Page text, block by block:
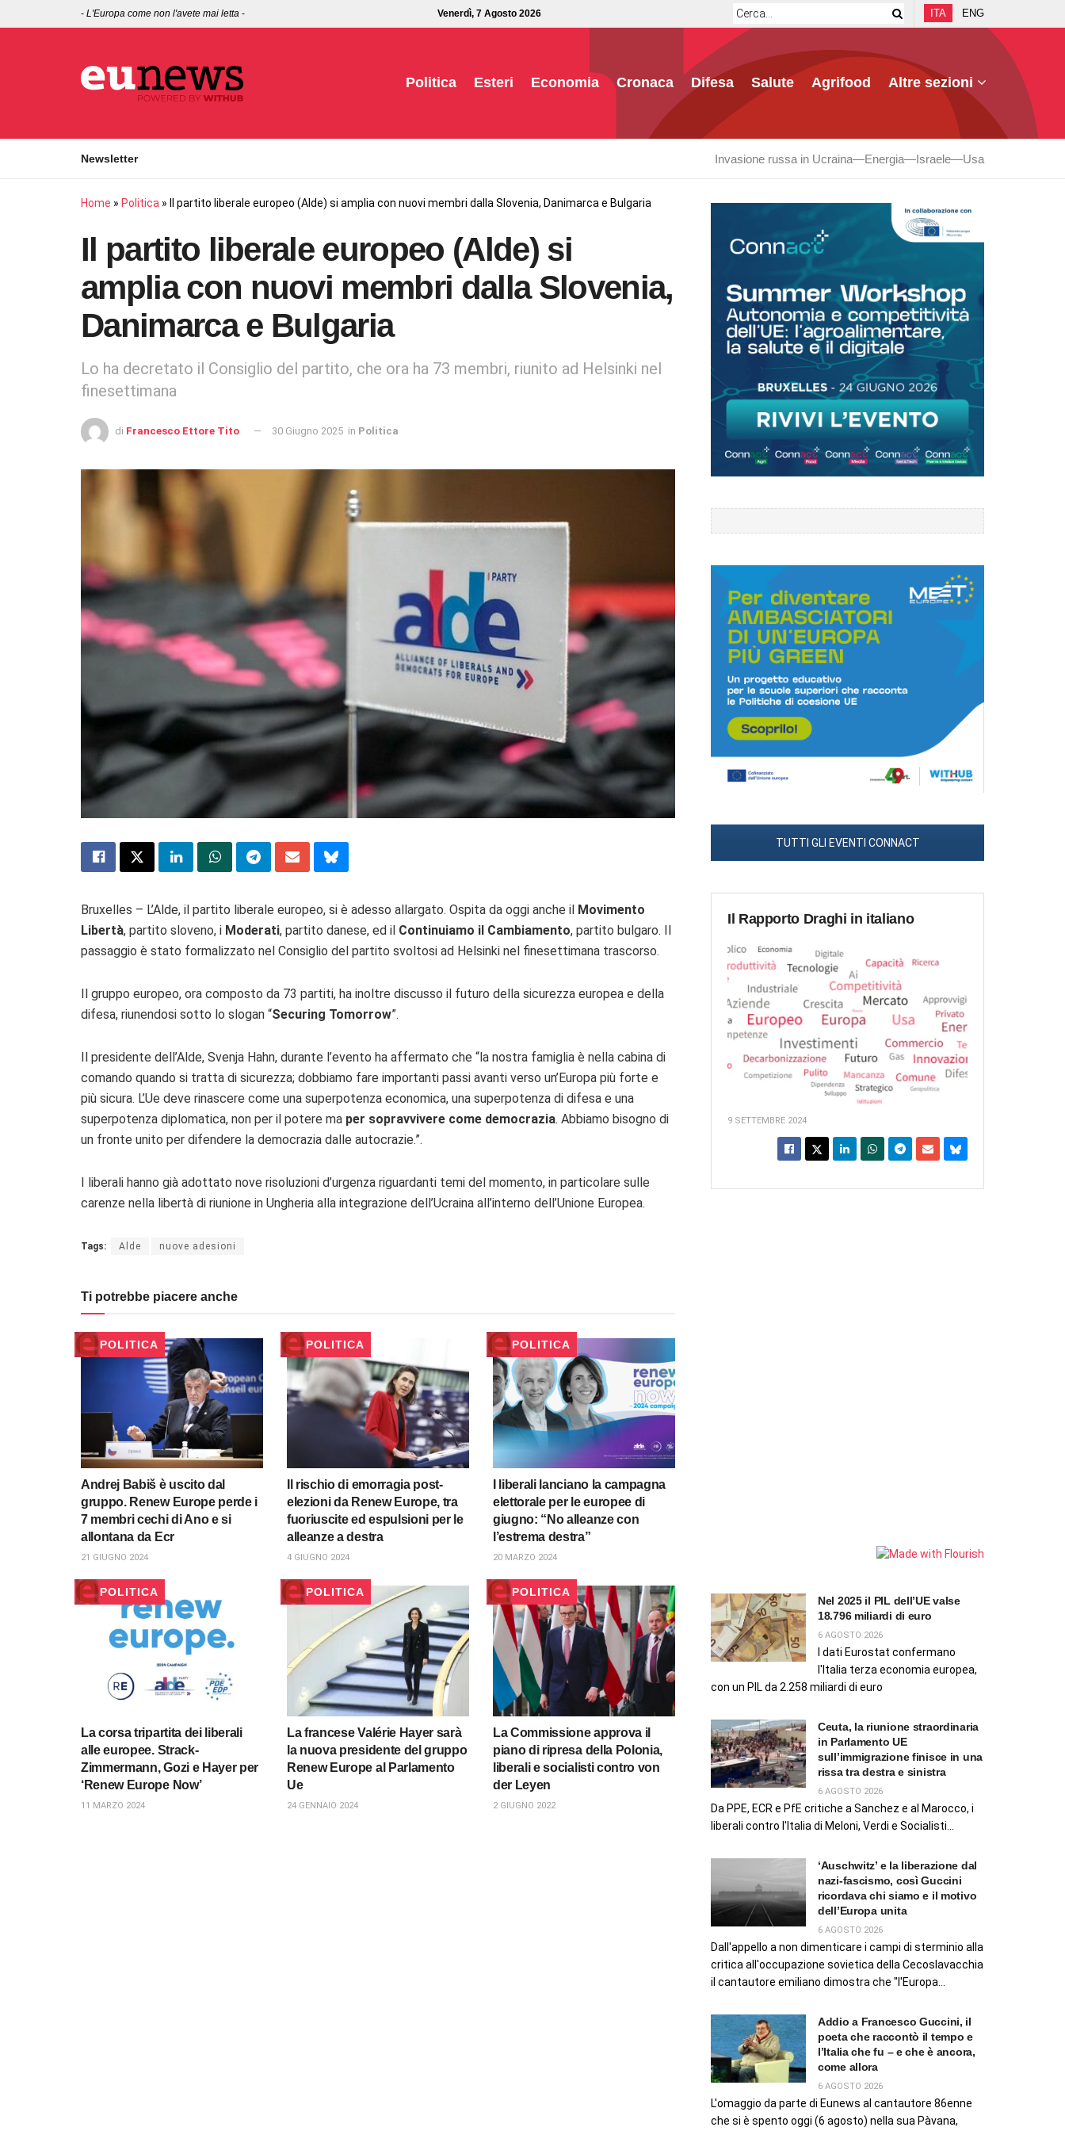
- L'Europa come non l'avete mai letta - Venerdì, 7 Agosto 2026 ITA ENG
Politica Esteri Economia Cronaca Difesa Salute Agrifood Altre sezioni
Newsletter Invasione russa in Ucraina Energia Israele Usa
Home » Politica » Il partito liberale europeo (Alde) si amplia con nuovi membri dalla Slovenia, Danimarca e Bulgaria
Il partito liberale europeo (Alde) si
amplia con nuovi membri dalla Slovenia,
Danimarca e Bulgaria
Lo ha decretato il Consiglio del partito, che ora ha 73 membri, riunito ad Helsinki nel
finesettimana
di Francesco Ettore Tito 30 Giugno 2025 in Politica
Bruxelles – L’Alde, il partito liberale europeo, si è adesso allargato. Ospita da oggi anche il Movimento
Libertà, partito sloveno, i Moderati, partito danese, ed il Continuiamo il Cambiamento, partito bulgaro. Il
passaggio è stato formalizzato nel Consiglio del partito svoltosi ad Helsinki nel finesettimana trascorso.
Il gruppo europeo, ora composto da 73 partiti, ha inoltre discusso il futuro della sicurezza europea e della
difesa, riunendosi sotto lo slogan “Securing Tomorrow”.
Il presidente dell’Alde, Svenja Hahn, durante l’evento ha affermato che “la nostra famiglia è nella cabina di
comando quando si tratta di sicurezza; dobbiamo fare importanti passi avanti verso un’Europa più forte e
più sicura. L’Ue deve rinascere come una superpotenza economica, una superpotenza di difesa e una
superpotenza diplomatica, non per il potere ma per sopravvivere come democrazia. Abbiamo bisogno di
un fronte unito per difendere la democrazia dalle autocrazie.”.
I liberali hanno già adottato nove risoluzioni d’urgenza riguardanti temi del momento, in particolare sulle
carenze nella libertà di riunione in Ungheria alla integrazione dell’Ucraina all’interno dell’Unione Europea.
Tags: Alde nuove adesioni
Ti potrebbe piacere anche
POLITICA
Andrej Babiš è uscito dal
gruppo. Renew Europe perde i
7 membri cechi di Ano e si
allontana da Ecr
21 GIUGNO 2024
POLITICA
Il rischio di emorragia post-
elezioni da Renew Europe, tra
fuoriuscite ed espulsioni per le
alleanze a destra
4 GIUGNO 2024
POLITICA
I liberali lanciano la campagna
elettorale per le europee di
giugno: “No alleanze con
l’estrema destra”
20 MARZO 2024
POLITICA
La corsa tripartita dei liberali
alle europee. Strack-
Zimmermann, Gozi e Hayer per
‘Renew Europe Now’
11 MARZO 2024
POLITICA
La francese Valérie Hayer sarà
la nuova presidente del gruppo
Renew Europe al Parlamento
Ue
24 GENNAIO 2024
POLITICA
La Commissione approva il
piano di ripresa della Polonia,
liberali e socialisti contro von
der Leyen
2 GIUGNO 2022
TUTTI GLI EVENTI CONNACT
Il Rapporto Draghi in italiano
9 SETTEMBRE 2024
Nel 2025 il PIL dell’UE valse
18.796 miliardi di euro
6 AGOSTO 2026
I dati Eurostat confermano
l'Italia terza economia europea,
con un PIL da 2.258 miliardi di euro
Ceuta, la riunione straordinaria
in Parlamento UE
sull’immigrazione finisce in una
rissa tra destra e sinistra
6 AGOSTO 2026
Da PPE, ECR e PfE critiche a Sanchez e al Marocco, i
liberali contro l'Italia di Meloni, Verdi e Socialisti...
‘Auschwitz’ e la liberazione dal
nazi-fascismo, così Guccini
ricordava chi siamo e il motivo
dell’Europa unita
6 AGOSTO 2026
Dall'appello a non dimenticare i campi di sterminio alla
critica all'occupazione sovietica della Cecoslavacchia
il cantautore emiliano dimostra che "l'Europa...
Addio a Francesco Guccini, il
poeta che raccontò il tempo e
l’Italia che fu – e che è ancora,
come allora
6 AGOSTO 2026
L'omaggio da parte di Eunews al cantautore 86enne
che si è spento oggi (6 agosto) nella sua Pàvana,